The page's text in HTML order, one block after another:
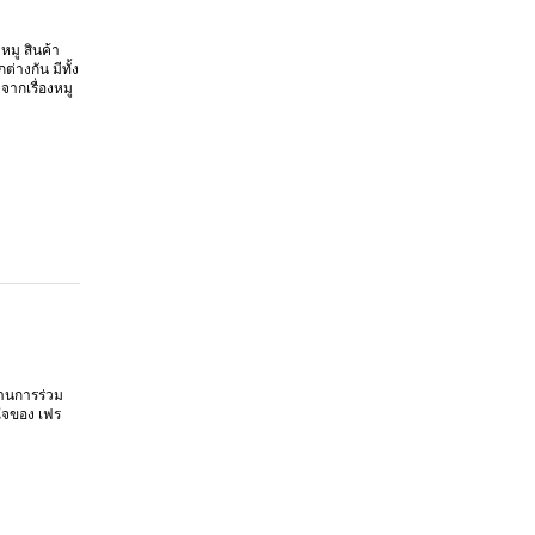
มู สินค้า
ต่างกัน มีทั้ง
ากเรื่องหมู
นการร่วม
ของ เฟร